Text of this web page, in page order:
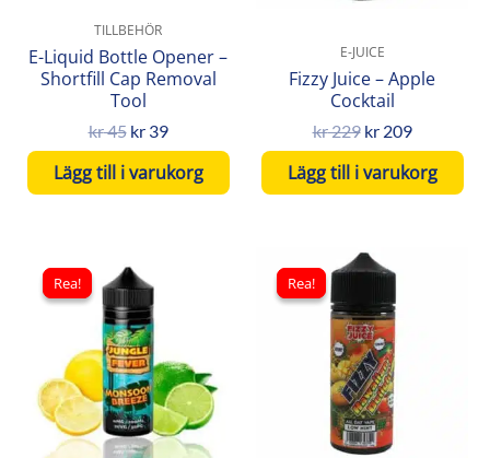
TILLBEHÖR
E-Liquid Bottle Opener –
Shortfill Cap Removal
Tool
kr45 kr39
Lägg till i varukorg
E-JUICE
Fizzy Juice – Apple
Cocktail
kr229 kr209
Lägg till i varukorg
Rea!
Rea!
ursprungliga
priset
var:
kr 249.
Rea!
Rea!
Det
ursprungliga
priset
var:
kr 229.